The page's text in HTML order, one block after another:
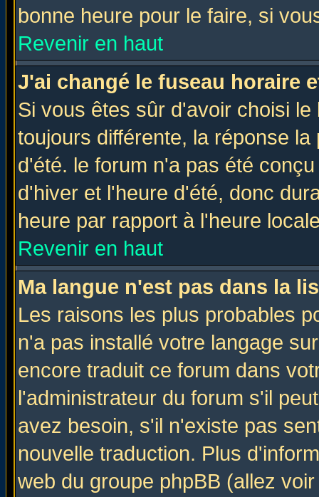
bonne heure pour le faire, si
Revenir en haut
J'ai changé le fuseau horaire
Si vous êtes sûr d'avoir choisi
toujours différente, la réponse
d'été. le forum n'a pas été
d'hiver et l'heure d'été, donc
heure par rapport à l'heure
Revenir en haut
Ma langue n'est pas dans la
Les raisons les plus probables
n'a pas installé votre langage
encore traduit ce forum dans
l'administrateur du forum s'il
avez besoin, s'il n'existe pas
nouvelle traduction. Plus
web du groupe phpBB (allez